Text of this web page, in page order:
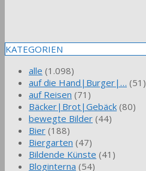
KATEGORIEN
alle (1.098)
auf die Hand|Burger|… (51)
auf Reisen (71)
Bäcker|Brot|Gebäck (80)
bewegte Bilder (44)
Bier (188)
Biergarten (47)
Bildende Künste (41)
Bloginterna (54)